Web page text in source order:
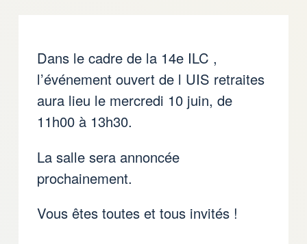
Dans le cadre de la 14e ILC ,
l’événement ouvert de l UIS retraites
aura lieu le mercredi 10 juin, de
11h00 à 13h30.
La salle sera annoncée
prochainement.
Vous êtes toutes et tous invités !